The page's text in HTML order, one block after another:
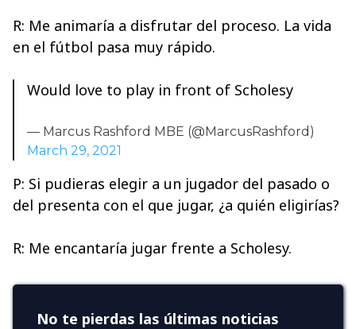
R: Me animaría a disfrutar del proceso. La vida
en el fútbol pasa muy rápido.
Would love to play in front of Scholesy
— Marcus Rashford MBE (@MarcusRashford)
March 29, 2021
P: Si pudieras elegir a un jugador del pasado o
del presenta con el que jugar, ¿a quién eligirías?
R: Me encantaría jugar frente a Scholesy.
No te pierdas las últimas noticias